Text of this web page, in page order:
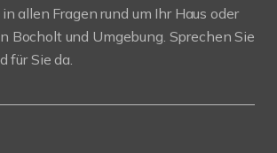
allen Fragen rund um Ihr Haus oder
Bocholt und Umgebung. Sprechen Sie
für Sie da.